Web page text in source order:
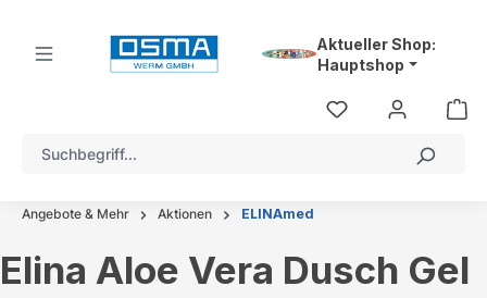
Aktueller Shop:
Hauptshop
Angebote & Mehr Aktionen ELINAmed
Elina Aloe Vera Dusch Gel